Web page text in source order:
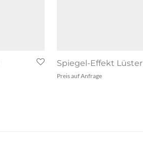
Spiegel-Effekt Lüster
Preis auf Anfrage